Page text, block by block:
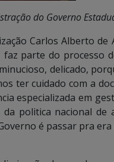
do Governo
Carlos Alberto de
parte do processo
delicado,
ter cuidado com a
especializada em
politica nacional de
é passar pra